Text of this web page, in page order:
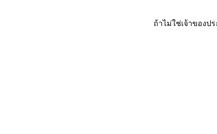
ถ้าไม่ใช่เจ้าของป